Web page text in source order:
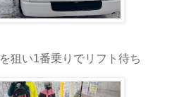
狙い1番乗りでリフト待ち